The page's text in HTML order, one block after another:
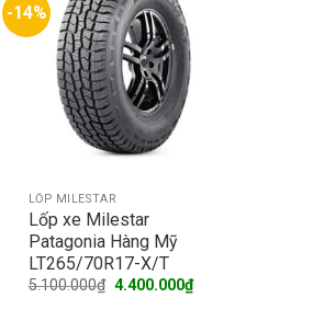
-14%
LỐP MILESTAR
Lốp xe Milestar
Patagonia Hàng Mỹ
LT265/70R17-X/T
5.100.000₫ Original
4.400.000₫Current
price